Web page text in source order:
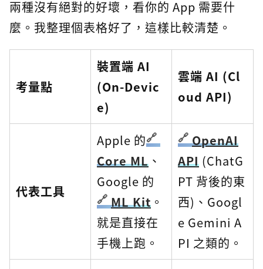
兩種沒有絕對的好壞，看你的 App 需要什
麼。我整理個表格好了，這樣比較清楚。
考量點
裝置端 AI
(On-Devic
e)
雲端 AI (Cl
oud API)
代表工具
Apple 的
Core ML 、
Google 的
ML Kit 。
就是直接在
手機上跑。
OpenAI
API (ChatG
PT 背後的東
西)、Googl
e Gemini A
PI 之類的。